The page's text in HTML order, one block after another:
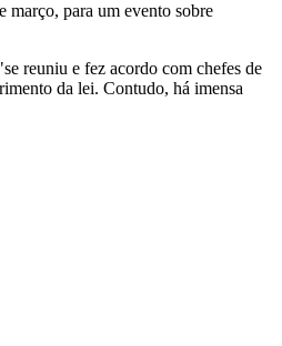
março, para um evento sobre
reuniu e fez acordo com chefes de
da lei. Contudo, há imensa